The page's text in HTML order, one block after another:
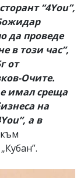
“4You”,
да проведе
в този час”,
от
Очите.
имал среща
на
а в